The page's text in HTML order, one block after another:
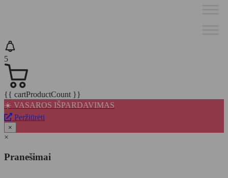
5
{{ cartProductCount }}
☀️ VASAROS IŠPARDAVIMAS
Peržiūrėti
×
×
Pranešimai